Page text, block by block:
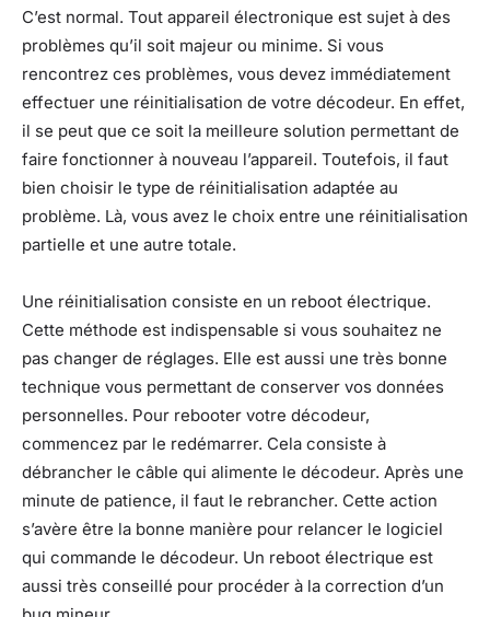
C’est normal. Tout appareil électronique est sujet à des
problèmes qu’il soit majeur ou minime. Si vous
rencontrez ces problèmes, vous devez immédiatement
effectuer une réinitialisation de votre décodeur. En effet,
il se peut que ce soit la meilleure solution permettant de
faire fonctionner à nouveau l’appareil. Toutefois, il faut
bien choisir le type de réinitialisation adaptée au
problème. Là, vous avez le choix entre une réinitialisation
partielle et une autre totale.
Une réinitialisation consiste en un reboot électrique.
Cette méthode est indispensable si vous souhaitez ne
pas changer de réglages. Elle est aussi une très bonne
technique vous permettant de conserver vos données
personnelles. Pour rebooter votre décodeur,
commencez par le redémarrer. Cela consiste à
débrancher le câble qui alimente le décodeur. Après une
minute de patience, il faut le rebrancher. Cette action
s’avère être la bonne manière pour relancer le logiciel
qui commande le décodeur. Un reboot électrique est
aussi très conseillé pour procéder à la correction d’un